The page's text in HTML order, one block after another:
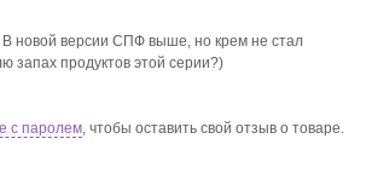
В новой версии СПФ выше, но крем не стал
запах продуктов этой серии?)
с паролем, чтобы оставить свой отзыв о товаре.